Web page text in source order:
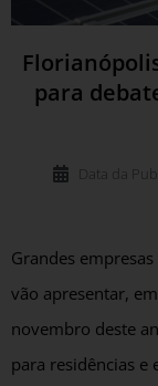
para
Data da
Grandes
vão apresentar,
novembro deste
para residências e